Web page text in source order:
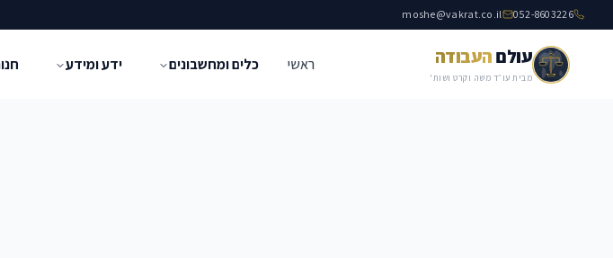
052-8603226
moshe@vakrat.co.il
עולםהעבודה
מבית עו״ד משה וקרט ושות'
ראשי כלים ומחשבונים ידע ומידע